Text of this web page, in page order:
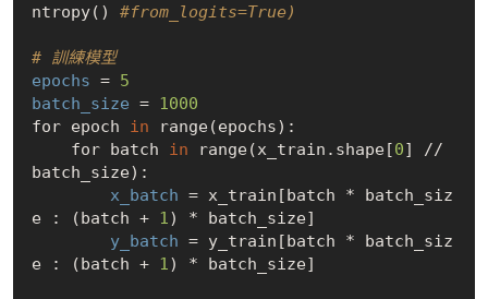
ntropy() #from_logits=True)
# 訓練模型
epochs = 5
batch_size = 1000
for epoch
in range(epochs):
    for batch
in range(x_train.shape[0] //
batch_size):
x_batch = x_train[batch * batch_siz
e : (batch + 1 ) * batch_size]
y_batch = y_train[batch * batch_siz
e : (batch + 1 ) * batch_size]